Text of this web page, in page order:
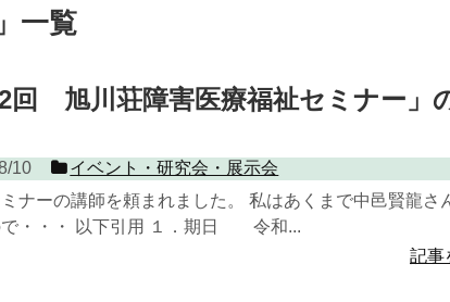
」 一覧
回 旭川荘障害医療福祉セミナー」
10
イベント・研究会・展示会
ナーの講師を頼まれました。 私はあくまで中邑賢龍さ
で・・・ 以下引用 １．期日 令和...
記事